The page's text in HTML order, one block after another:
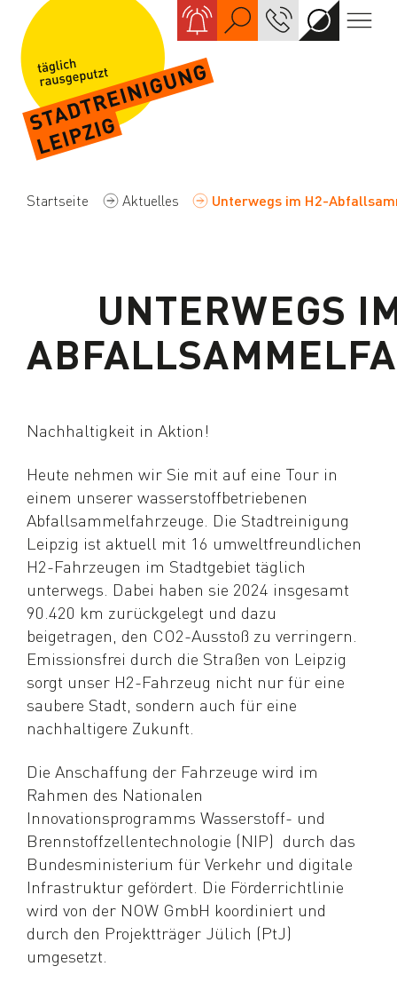
SucheKONTAKT
Startseite Aktuelles Unterwegs im H2-
UNTERWEGS
Nachhaltigkeit in Aktion!
Heute nehmen wir Sie mit auf eine Tour in
einem unserer wasserstoffbetriebenen
Abfallsammelfahrzeuge. Die Stadtreinigung
Leipzig ist aktuell mit 16 umweltfreundlichen
H2-Fahrzeugen im Stadtgebiet täglich
unterwegs. Dabei haben sie 2024 insgesamt
90.420 km zurückgelegt und dazu
beigetragen, den CO2-Ausstoß zu verringern.
Emissionsfrei durch die Straßen von Leipzig
sorgt unser H2-Fahrzeug nicht nur für eine
saubere Stadt, sondern auch für eine
nachhaltigere Zukunft.
Die Anschaffung der Fahrzeuge wird im
Rahmen des Nationalen
Innovationsprogramms Wasserstoff- und
Brennstoffzellentechnologie (NIP) durch das
Bundesministerium für Verkehr und digitale
Infrastruktur gefördert. Die Förderrichtlinie
wird von der NOW GmbH koordiniert und
durch den Projektträger Jülich (PtJ)
umgesetzt.